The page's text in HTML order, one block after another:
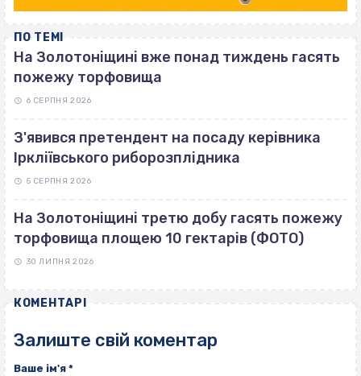
ПО ТЕМІ
На Золотоніщині вже понад тиждень гасять
пожежу торфовища
6 СЕРПНЯ 2026
З'явився претендент на посаду керівника
Іркліївського риборозплідника
5 СЕРПНЯ 2026
На Золотоніщині третю добу гасять пожежу
торфовища площею 10 гектарів (ФОТО)
30 ЛИПНЯ 2026
КОМЕНТАРІ
Залиште свій коментар
Ваше ім'я *